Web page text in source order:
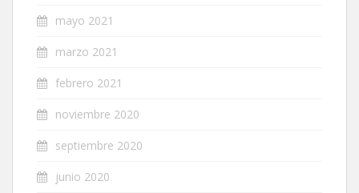
mayo 2021
marzo 2021
febrero 2021
noviembre 2020
septiembre 2020
junio 2020